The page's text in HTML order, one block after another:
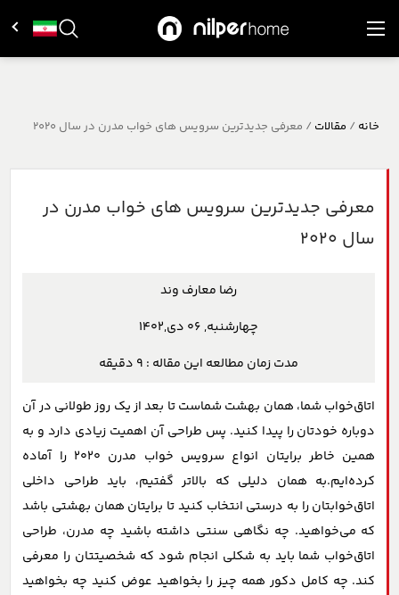
خانه / مقالات / معرفی جدیدترین سرویس های خواب مدرن در سال 2020
معرفی جدیدترین سرویس های خواب مدرن در
سال 2020
رضا معارف وند
چهارشنبه, 06 دی,1402
مدت زمان مطالعه این مقاله : 9 دقیقه
اتاق‌خواب شما، همان بهشت شماست تا بعد از یک روز طولانی در آن
دوباره خودتان را پیدا کنید. پس طراحی آن اهمیت زیادی دارد و به
همین خاطر برایتان انواع سرویس خواب مدرن 2020 را آماده
کرده‌ایم.به همان دلیلی که بالاتر گفتیم، باید طراحی داخلی
اتاق‌خوابتان را به درستی انتخاب کنید تا برایتان همان بهشتی باشد
که می‌خواهید. چه نگاهی سنتی داشته باشید چه مدرن، طراحی
اتاق‌خواب شما باید به شکلی انجام شود که شخصیتتان را معرفی
کند. چه کامل دکور همه چیز را بخواهید عوض کنید چه بخواهید